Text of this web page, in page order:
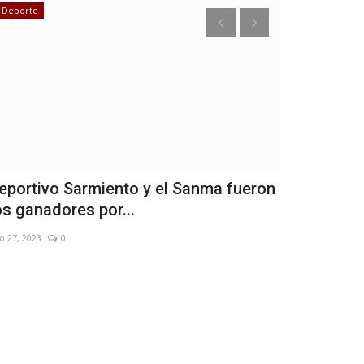
Deporte
Sarmiento y el Sanma fueron
ganadores por...
27, 2023 0